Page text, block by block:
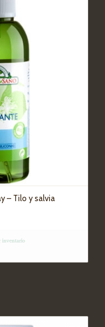
– Tilo y salvia
inventario